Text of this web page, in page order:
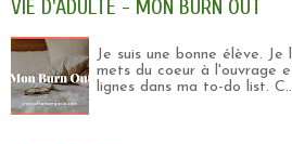
VIE D'ADULTE - MON BURN OUT
Je suis une bonne élève.
mets du coeur à l'ouvrage
lignes dans ma to-do list.